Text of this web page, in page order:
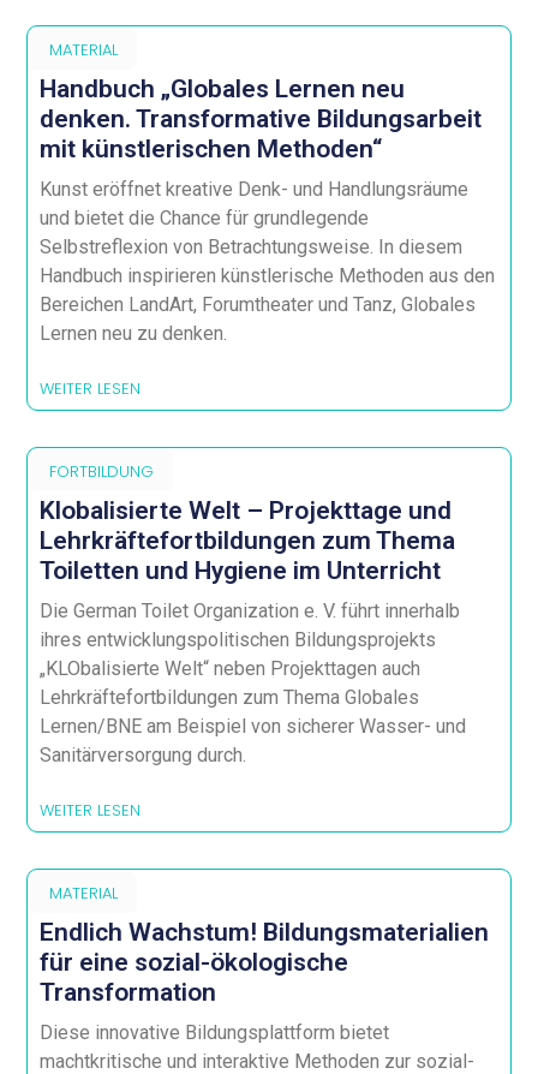
MATERIAL
Handbuch „Globales Lernen neu
denken. Transformative Bildungsarbeit
mit künstlerischen Methoden“
Kunst eröffnet kreative Denk- und Handlungsräume
und bietet die Chance für grundlegende
Selbstreflexion von Betrachtungsweise. In diesem
Handbuch inspirieren künstlerische Methoden aus den
Bereichen LandArt, Forumtheater und Tanz, Globales
Lernen neu zu denken.
WEITER LESEN
FORTBILDUNG
Klobalisierte Welt – Projekttage und
Lehrkräftefortbildungen zum Thema
Toiletten und Hygiene im Unterricht
Die German Toilet Organization e. V. führt innerhalb
ihres entwicklungspolitischen Bildungsprojekts
„KLObalisierte Welt“ neben Projekttagen auch
Lehrkräftefortbildungen zum Thema Globales
Lernen/BNE am Beispiel von sicherer Wasser- und
Sanitärversorgung durch.
WEITER LESEN
MATERIAL
Endlich Wachstum! Bildungsmaterialien
für eine sozial-ökologische
Transformation
Diese innovative Bildungsplattform bietet
machtkritische und interaktive Methoden zur sozial-